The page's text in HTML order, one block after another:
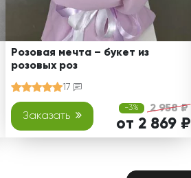
Розовая мечта – букет из
розовых роз
17
Заказать
-3% 2 958 ₽
от 2 869 ₽